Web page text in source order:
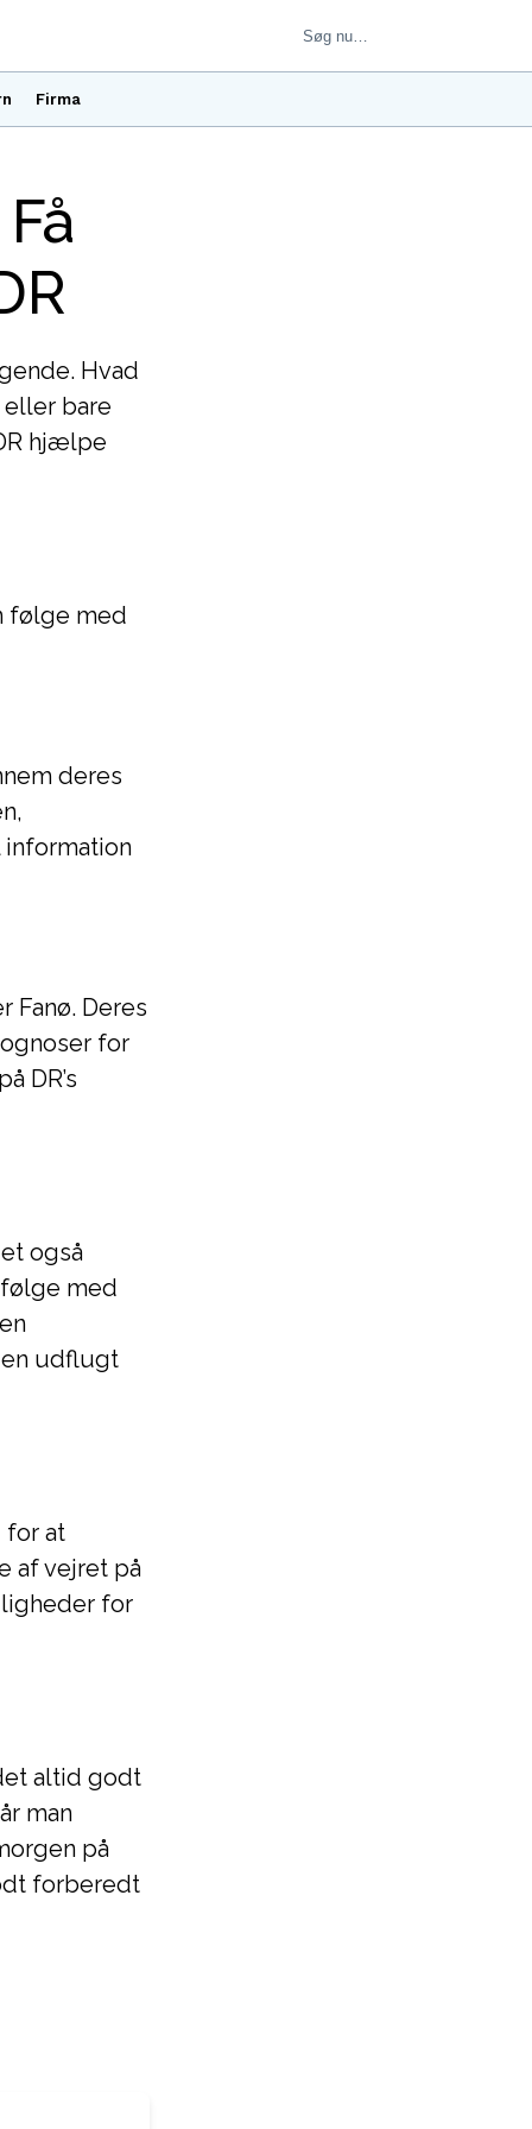
Firma
Hvad
bare
hjælpe
følge med
deres
Fanø. Deres
for
DR’s
også
med
udflugt
for at
af vejret på
for
altid godt
man
på
forberedt